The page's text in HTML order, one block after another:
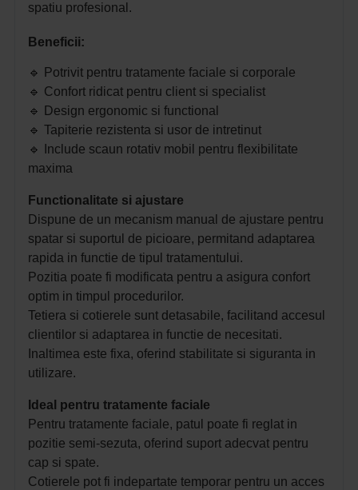
spatiu profesional.
Beneficii:
🔹 Potrivit pentru tratamente faciale si corporale
🔹 Confort ridicat pentru client si specialist
🔹 Design ergonomic si functional
🔹 Tapiterie rezistenta si usor de intretinut
🔹 Include scaun rotativ mobil pentru flexibilitate
maxima
Functionalitate si ajustare
Dispune de un mecanism manual de ajustare pentru
spatar si suportul de picioare, permitand adaptarea
rapida in functie de tipul tratamentului.
Pozitia poate fi modificata pentru a asigura confort
optim in timpul procedurilor.
Tetiera si cotierele sunt detasabile, facilitand accesul
clientilor si adaptarea in functie de necesitati.
Inaltimea este fixa, oferind stabilitate si siguranta in
utilizare.
Ideal pentru tratamente faciale
Pentru tratamente faciale, patul poate fi reglat in
pozitie semi-sezuta, oferind suport adecvat pentru
cap si spate.
Cotierele pot fi indepartate temporar pentru un acces